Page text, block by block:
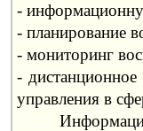
-
- планирование
- мониторинг
- дистанционное
управления в